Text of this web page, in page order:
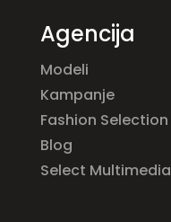
Agencija
Modeli
Kampanje
Fashion Selection
Blog
Select Multimedia